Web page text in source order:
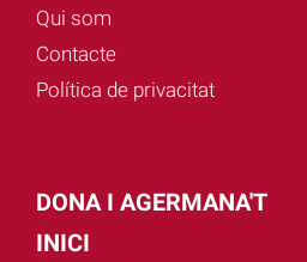
Qui som
Contacte
Política de privacitat
DONA I AGERMANA'T
INICI